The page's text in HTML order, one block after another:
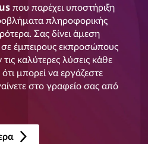
που παρέχει υποστήριξη
πληροφορικής
Σας δίνει άμεση
έμπειρους εκπροσώπους
καλύτερες λύσεις κάθε
μπορεί να εργάζεστε
στο γραφείο σας από